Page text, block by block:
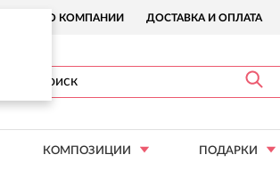
О КОМПАНИИ ДОСТАВКА И ОПЛАТА
КОМПОЗИЦИИ ПОДАРКИ